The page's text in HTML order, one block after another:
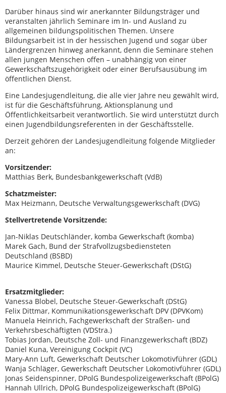
Darüber hinaus sind wir anerkannter Bildungsträger und
veranstalten jährlich Seminare im In- und Ausland zu
allgemeinen bildungspolitischen Themen. Unsere
Bildungsarbeit ist in der hessischen Jugend und sogar über
Ländergrenzen hinweg anerkannt, denn die Seminare stehen
allen jungen Menschen offen – unabhängig von einer
Gewerkschaftszugehörigkeit oder einer Berufsausübung im
öffentlichen Dienst.
Eine Landesjugendleitung, die alle vier Jahre neu gewählt wird,
ist für die Geschäftsführung, Aktionsplanung und
Öffentlichkeitsarbeit verantwortlich. Sie wird unterstützt durch
einen Jugendbildungsreferenten in der Geschäftsstelle.
Derzeit gehören der Landesjugendleitung folgende Mitglieder
an:
Vorsitzender:
Matthias Berk, Bundesbankgewerkschaft (VdB)
Schatzmeister:
Max Heizmann, Deutsche Verwaltungsgewerkschaft (DVG)
Stellvertretende Vorsitzende:
Jan-Niklas Deutschländer, komba Gewerkschaft (komba)
Marek Gach, Bund der Strafvollzugsbediensteten
Deutschland (BSBD)
Maurice Kimmel, Deutsche Steuer-Gewerkschaft (DStG)
Ersatzmitglieder:
Vanessa Blobel, Deutsche Steuer-Gewerkschaft (DStG)
Felix Dittmar, Kommunikationsgewerkschaft DPV (DPVKom)
Manuela Heinrich, Fachgewerkschaft der Straßen- und
Verkehrsbeschäftigten (VDStra.)
Tobias Jordan, Deutsche Zoll- und Finanzgewerkschaft (BDZ)
Daniel Kuna, Vereinigung Cockpit (VC)
Mary-Ann Luft, Gewerkschaft Deutscher Lokomotivführer (GDL)
Wanja Schläger, Gewerkschaft Deutscher Lokomotivführer (GDL)
Jonas Seidenspinner, DPolG Bundespolizeigewerkschaft (BPolG)
Hannah Ullrich, DPolG Bundespolizeigewerkschaft (BPolG)